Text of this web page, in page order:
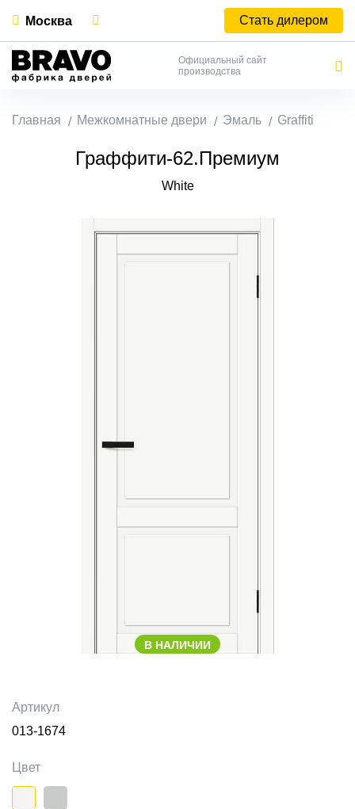
Москва Стать дилером
Официальный сайт
производства
Главная Межкомнатные двери Эмаль Graffiti
Граффити-62.Премиум
White
В НАЛИЧИИ
Артикул
013-1674
Цвет